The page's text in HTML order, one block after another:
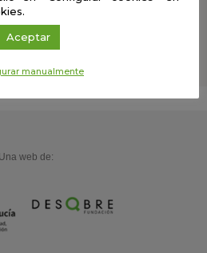
Una web de:
Aceptar
manualmente